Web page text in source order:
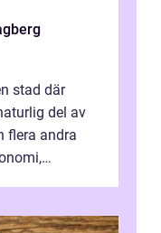
stad där
del av
flera andra